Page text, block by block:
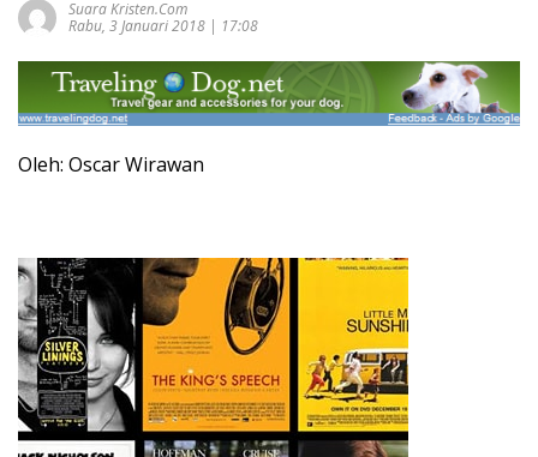
Suara Kristen.com
Rabu, 3 Januari 2018 | 17:08
Oleh: Oscar Wirawan